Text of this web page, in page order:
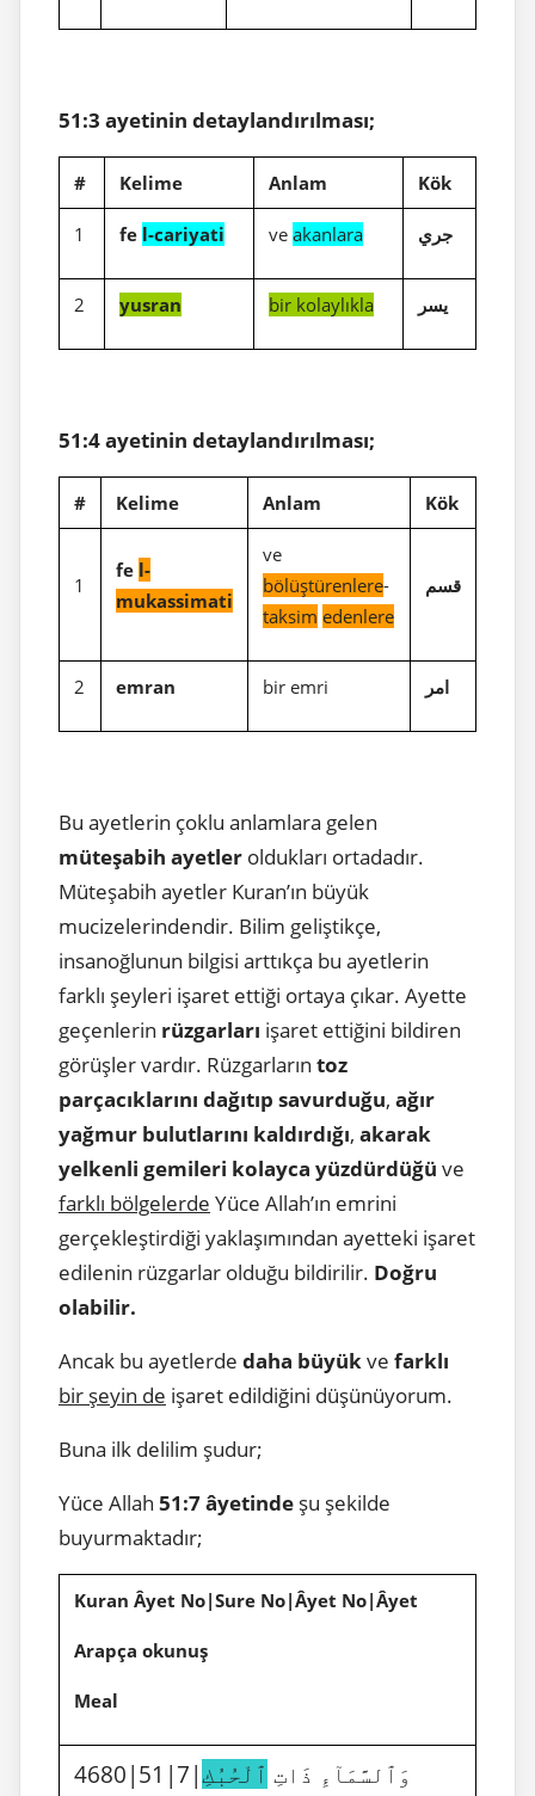
51:3 ayetinin detaylandırılması;
# Kelime Anlam Kök
1 fe l-cariyati ve akanlara جري
2 yusran bir kolaylıkla يسر
51:4 ayetinin detaylandırılması;
# Kelime Anlam Kök
1
fe l-
mukassimati
ve
bölüştürenlere-
taksim edenlere
قسم
2 emran bir emri امر
Bu ayetlerin çoklu anlamlara gelen
müteşabih ayetler oldukları ortadadır.
Müteşabih ayetler Kuran’ın büyük
mucizelerindendir. Bilim geliştikçe,
insanoğlunun bilgisi arttıkça bu ayetlerin
farklı şeyleri işaret ettiği ortaya çıkar. Ayette
geçenlerin rüzgarları işaret ettiğini bildiren
görüşler vardır. Rüzgarların toz
parçacıklarını dağıtıp savurduğu, ağır
yağmur bulutlarını kaldırdığı, akarak
yelkenli gemileri kolayca yüzdürdüğü ve
farklı bölgelerde Yüce Allah’ın emrini
gerçekleştirdiği yaklaşımından ayetteki işaret
edilenin rüzgarlar olduğu bildirilir. Doğru
olabilir.
Ancak bu ayetlerde daha büyükve farklı
bir şeyin de işaret edildiğini düşünüyorum.
Buna ilk delilim şudur;
Yüce Allah 51:7 âyetinde şu şekilde
buyurmaktadır;
Kuran Âyet No|Sure No|Âyet No|Âyet
Arapça okunuş
Meal
4680|51|7|وَٱلسَّمَآءِ ذَاتِ ٱلْحُبُكِ